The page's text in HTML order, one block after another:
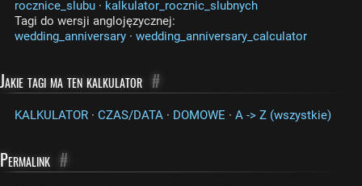
rocznice_slubu · kalkulator_rocznic_slubnych
Tagi do wersji anglojęzycznej:
wedding_anniversary · wedding_anniversary_calculator
Jakie tagi ma ten kalkulator #
KALKULATOR · CZAS/DATA · DOMOWE · A -> Z (wszystkie)
Permalink #